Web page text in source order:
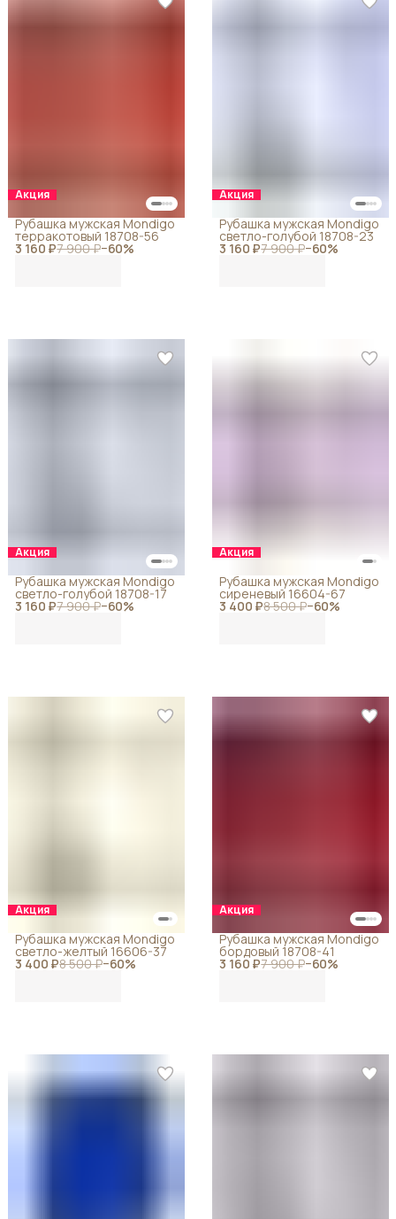
Акция
3 160 ₽7 900 ₽−60%
Рубашка мужская Mondigo
терракотовый 18708-56
Акция
3 160 ₽7 900 ₽−60%
Рубашка мужская Mondigo
светло-голубой 18708-23
Акция
3 160 ₽7 900 ₽−60%
Рубашка мужская Mondigo
светло-голубой 18708-17
Акция
3 400 ₽8 500 ₽−60%
Рубашка мужская Mondigo
сиреневый 16604-67
Акция
3 400 ₽8 500 ₽−60%
Рубашка мужская Mondigo
светло-желтый 16606-37
Акция
3 160 ₽7 900 ₽−60%
Рубашка мужская Mondigo
бордовый 18708-41